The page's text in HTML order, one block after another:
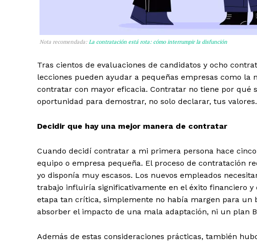
Nota recomendada: La contratación está rota: cómo interrumpir la disfunción
Tras cientos de evaluaciones de candidatos y ocho
lecciones pueden ayudar a pequeñas empresas como la
contratar con mayor eficacia. Contratar no tiene por
oportunidad para demostrar, no solo declarar, tus valores.
Decidir que hay una mejor manera de contratar
Cuando decidí contratar a mi primera persona hace
equipo o empresa pequeña. El proceso de contratación
yo disponía muy escasos. Los nuevos empleados
trabajo influiría significativamente en el éxito financiero
etapa tan crítica, simplemente no había margen para un
absorber el impacto de una mala adaptación, ni un plan
Además de estas consideraciones prácticas, también